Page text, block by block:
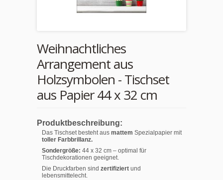
Weihnachtliches
Arrangement aus
Holzsymbolen - Tischset
aus Papier 44 x 32 cm
Produktbeschreibung:
Das Tischset besteht aus mattem Spezialpapier mit
toller Farbbrillanz.
Sondergröße: 44 x 32 cm – optimal für
Tischdekorationen geeignet.
Die Druckfarben sind zertifiziert und
lebensmittelecht.